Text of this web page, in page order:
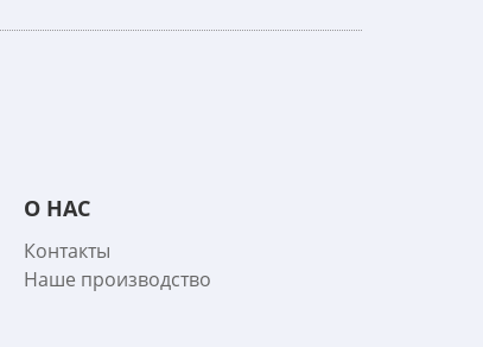
О НАС
Контакты
Наше производство